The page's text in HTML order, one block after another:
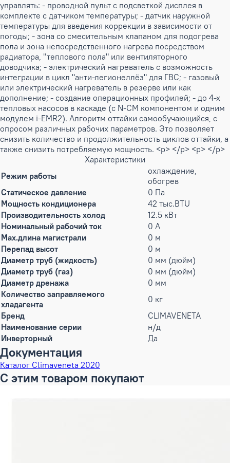
управлять: - проводной пульт с подсветкой дисплея в
комплекте с датчиком температуры; - датчик наружной
температуры для введения коррекции в зависимости от
погоды; - зона со смесительным клапаном для подогрева
пола и зона непосредственного нагрева посредством
радиатора, "теплового пола" или вентиляторного
доводчика; - электрический нагреватель с возможность
интеграции в цикл "анти-легионеллёз" для ГВС; - газовый
или электрический нагреватель в резерве или как
дополнение; - создание операционных профилей; - до 4-х
тепловых насосов в каскаде (с N-CM компонентом и одним
модулем i-EMR2). Алгоритм оттайки самообучающийся, с
опросом различных рабочих параметров. Это позволяет
снизить количество и продолжительность циклов оттайки, а
также снизить потребляемую мощность. <p> </p> <p> </p>
Характеристики
Режим работы
охлаждение,
обогрев
Статическое давление
0 Па
Мощность кондиционера
42 тыс.BTU
Производительность холод
12.5 кВт
Номинальный рабочий ток
0 А
Max.длина магистрали
0 м
Перепад высот
0 м
Диаметр труб (жидкость)
0 мм (дюйм)
Диаметр труб (газ)
0 мм (дюйм)
Диаметр дренажа
0 мм
Количество заправляемого
хладагента
0 кг
Бренд
CLIMAVENETA
Наименование серии
н/д
Инверторный
Да
Документация
Каталог Climaveneta 2020
С этим товаром покупают